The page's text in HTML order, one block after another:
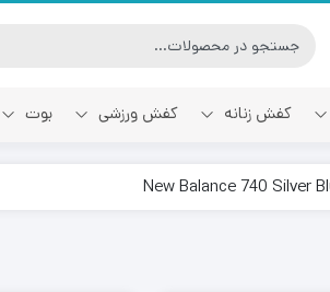
آفوایت
کفش زنانه کفش ورزشی بوت